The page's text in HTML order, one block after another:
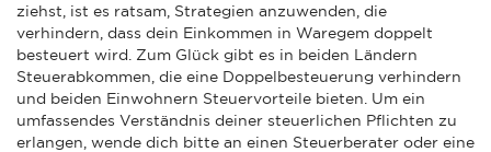
ziehst, ist es ratsam, Strategien anzuwenden, die
verhindern, dass dein Einkommen in Waregem doppelt
besteuert wird. Zum Glück gibt es in beiden Ländern
Steuerabkommen, die eine Doppelbesteuerung verhindern
und beiden Einwohnern Steuervorteile bieten. Um ein
umfassendes Verständnis deiner steuerlichen Pflichten zu
erlangen, wende dich bitte an einen Steuerberater oder eine